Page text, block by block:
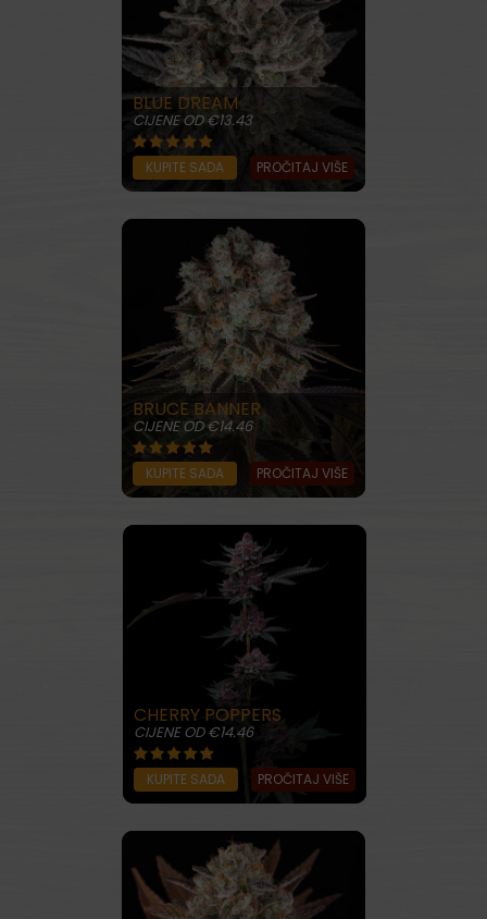
BLUE DREAM
CIJENE OD €13.43
KUPITE SADA PROČITAJ VIŠE
BRUCE BANNER
CIJENE OD €14.46
KUPITE SADA PROČITAJ VIŠE
CHERRY POPPERS
CIJENE OD €14.46
KUPITE SADA PROČITAJ VIŠE